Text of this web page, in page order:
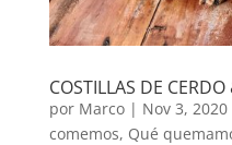
COSTILLAS DE CERDO
por Marco| Nov 3, 2020
comemos, Qué